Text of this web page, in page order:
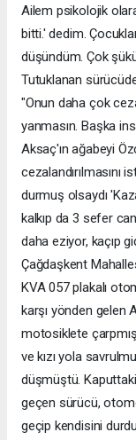
Ailem psikolojik
bitti.' dedim.
düşündüm. Çok
Tutuklanan
"Onun daha çok
yanmasın. Başka
Aksaç'ın ağabeyi
cezalandırılmasını
durmuş olsaydı
kalkıp da 3 sefer
daha eziyor, kaçıp
Çağdaşkent
KVA 057 plakalı
karşı yönden gelen
motosiklete
ve kızı yola
düşmüştü.
geçen sürücü,
geçip kendisini